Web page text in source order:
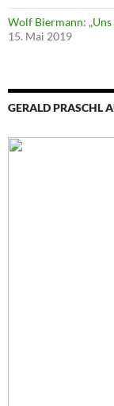
Wolf Biermann: „Uns
15. Mai 2019
GERALD PRASCHL